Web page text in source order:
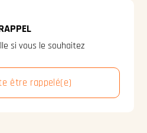
si vous le souhaitez
être rappelé(e)